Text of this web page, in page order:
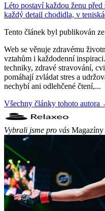
Léto postaví každou ženu
každý detail chodidla, v
Tento článek byl publikován
Web se věnuje zdravému
vztahům i každodenní
techniky, zdravé stravování,
pomáhají zvládat stres a
nechybí ani odlehčené čtení,...
Všechny články tohoto autora
Vybrali jsme pro vás Magazíny